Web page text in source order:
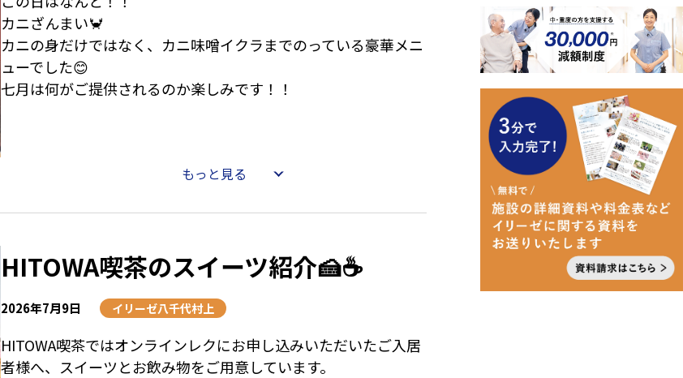
といった、温かい願い事や前向きな決意がたくさん並んでいま
す。中には、少し遊び心のある願い事もあり、皆様の個性があふ
れています。😇🍀
も楽しいひとときとなりました。✌️😁☀️
カニざんまい🦀
カニの身だけではなく、カニ味噌イクラまでのっている豪華メニ
ューでした😊
七月は何がご提供されるのか楽しみです！！
もっと見る
HITOWA喫茶のスイーツ紹介🍰☕
2026年7月9日 イリーゼ八千代村上
HITOWA喫茶ではオンラインレクにお申し込みいただいたご入居
者様へ、スイーツとお飲み物をご用意しています。